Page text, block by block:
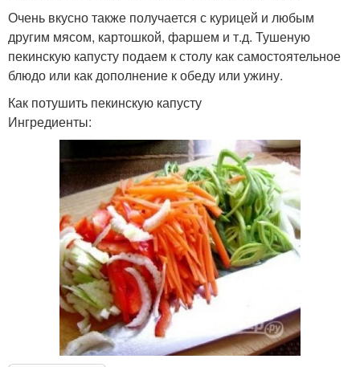
Очень вкусно также получается с курицей и любым
другим мясом, картошкой, фаршем и т.д. Тушеную
пекинскую капусту подаем к столу как самостоятельное
блюдо или как дополнение к обеду или ужину.
Как потушить пекинскую капусту
Ингредиенты: